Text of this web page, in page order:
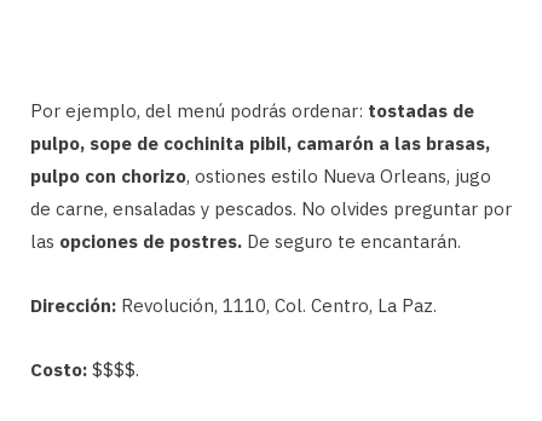
Por ejemplo, del menú podrás ordenar: tostadas de
pulpo, sope de cochinita pibil, camarón a las brasas,
pulpo con chorizo, ostiones estilo Nueva Orleans, jugo
de carne, ensaladas y pescados. No olvides preguntar por
las opciones de postres. De seguro te encantarán.
Dirección: Revolución, 1110, Col. Centro, La Paz.
Costo: $$$$.